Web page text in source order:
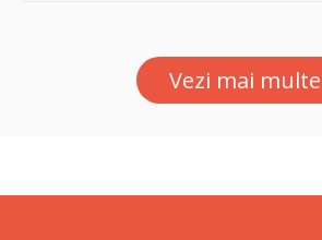
al Republicii Moldova.
Vezi mai multe